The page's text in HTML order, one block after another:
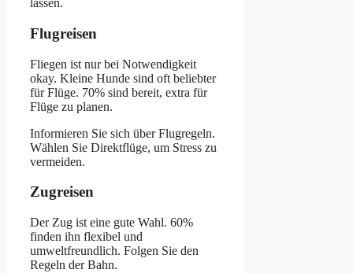
lassen.
Flugreisen
Fliegen ist nur bei Notwendigkeit
okay. Kleine Hunde sind oft beliebter
für Flüge. 70% sind bereit, extra für
Flüge zu planen.
Informieren Sie sich über Flugregeln.
Wählen Sie Direktflüge, um Stress zu
vermeiden.
Zugreisen
Der Zug ist eine gute Wahl. 60%
finden ihn flexibel und
umweltfreundlich. Folgen Sie den
Regeln der Bahn.